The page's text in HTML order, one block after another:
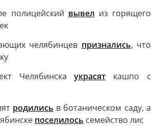
полицейский вывел из горящего
челябинцев признались, что
Челябинскаукрасят кашпо с
родились в ботаническом саду, а
поселилось семейство лис